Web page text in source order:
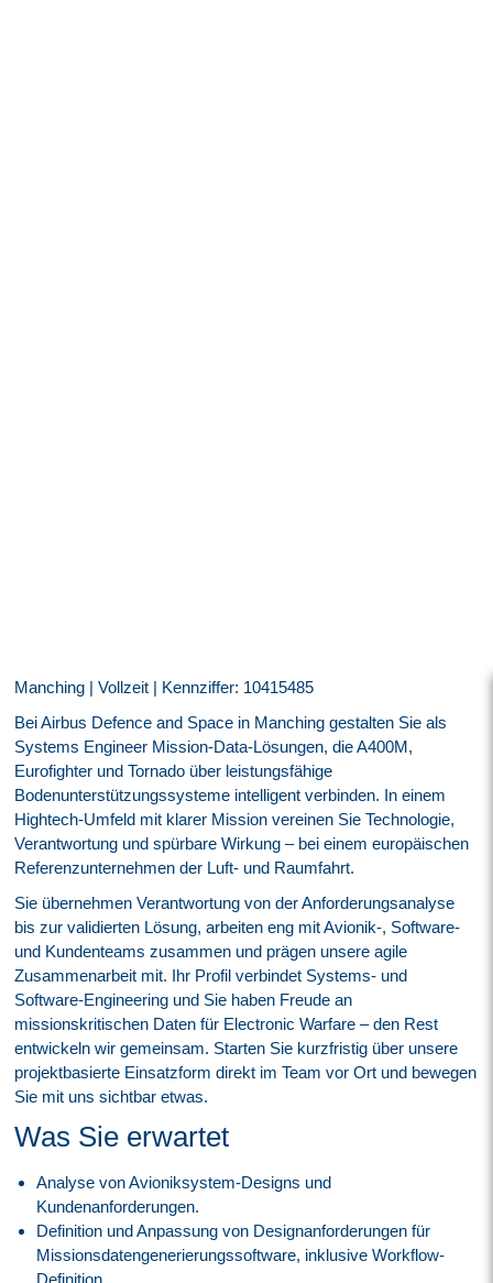
Manching | Vollzeit | Kennziffer: 10415485
Bei Airbus Defence and Space in Manching gestalten Sie als
Systems Engineer Mission‑Data‑Lösungen, die A400M,
Eurofighter und Tornado über leistungsfähige
Bodenunterstützungssysteme intelligent verbinden. In einem
Hightech‑Umfeld mit klarer Mission vereinen Sie Technologie,
Verantwortung und spürbare Wirkung – bei einem europäischen
Referenzunternehmen der Luft- und Raumfahrt.
Sie übernehmen Verantwortung von der Anforderungsanalyse
bis zur validierten Lösung, arbeiten eng mit Avionik‑, Software‑
und Kundenteams zusammen und prägen unsere agile
Zusammenarbeit mit. Ihr Profil verbindet Systems‑ und
Software‑Engineering und Sie haben Freude an
missionskritischen Daten für Electronic Warfare – den Rest
entwickeln wir gemeinsam. Starten Sie kurzfristig über unsere
projektbasierte Einsatzform direkt im Team vor Ort und bewegen
Sie mit uns sichtbar etwas.
Was Sie erwartet
Analyse von Avioniksystem-Designs und
Kundenanforderungen.
Definition und Anpassung von Designanforderungen für
Missionsdatengenerierungssoftware, inklusive Workflow-
Definition.